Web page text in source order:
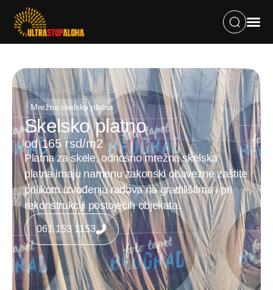
Mrežna skelska platna
Skelsko platno
od 165 rsd/m2
Platna za skele, odnosno mrežna skelska
platna imaju namenu zakonski obavezne zaštite
prilikom izvođenja radova na gradilištima i pri
rekonstrukciji postojećih objekata.
061 153 1153